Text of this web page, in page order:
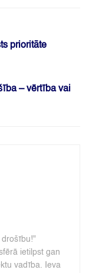
prioritāte
– vērtība vai
drošību!"
ietilpst gan
vadība. Ieva